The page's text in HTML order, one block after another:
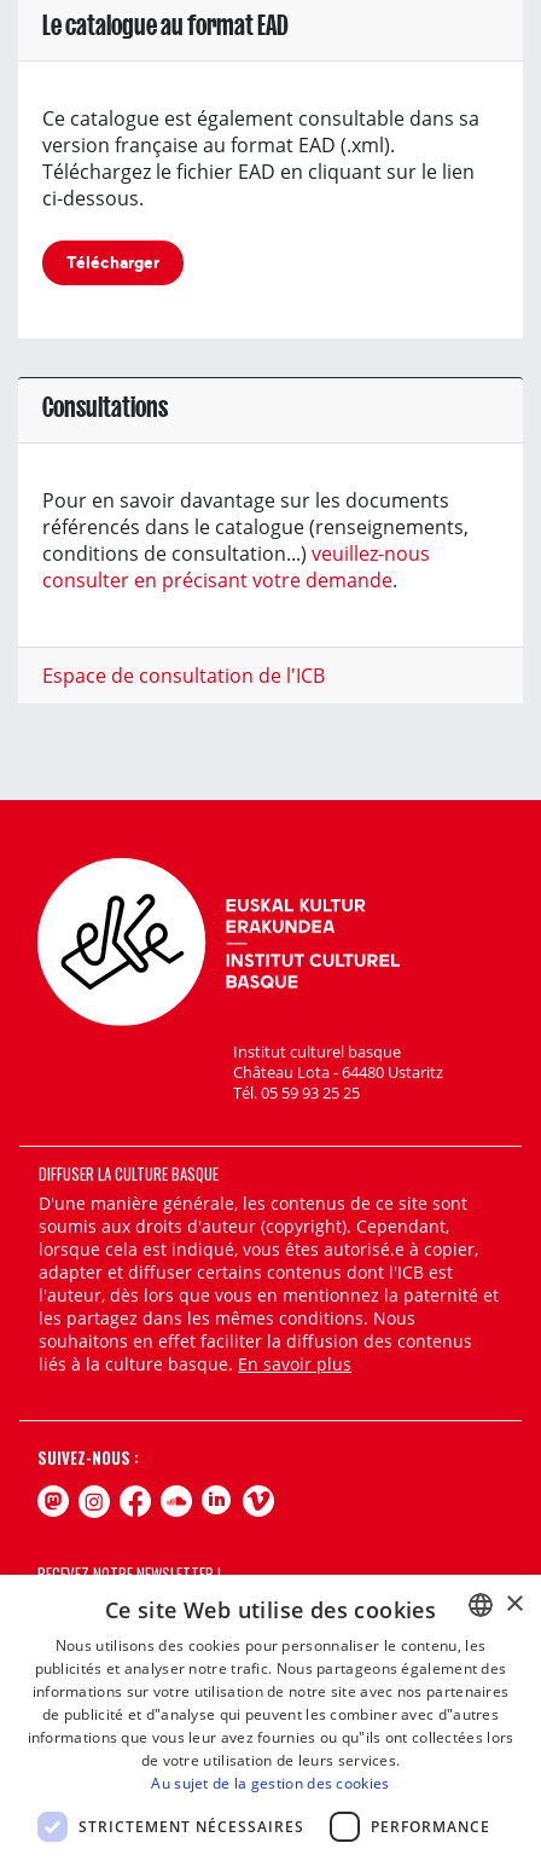
Le catalogue au format EAD
Ce catalogue est également consultable dans sa
version française au format EAD (.xml).
Téléchargez le fichier EAD en cliquant sur le lien
ci-dessous.
Télécharger
Consultations
Pour en savoir davantage sur les documents
référencés dans le catalogue (renseignements,
conditions de consultation...) veuillez-nous
consulter en précisant votre demande.
Espace de consultation de l'ICB
Institut culturel basque
Château Lota - 64480 Ustaritz
Tél. 05 59 93 25 25
DIFFUSER LA CULTURE BASQUE
D'une manière générale, les contenus de ce site sont
soumis aux droits d'auteur (copyright). Cependant,
lorsque cela est indiqué, vous êtes autorisé.e à copier,
adapter et diffuser certains contenus dont l'ICB est
l'auteur, dès lors que vous en mentionnez la paternité et
les partagez dans les mêmes conditions. Nous
souhaitons en effet faciliter la diffusion des contenus
liés à la culture basque. En savoir plus
SUIVEZ-NOUS :
RECEVEZ NOTRE NEWSLETTER !
BASQUE
FRENCH
×
Ce site Web utilise des cookies
Nous utilisons des cookies pour personnaliser le contenu, les
publicités et analyser notre trafic. Nous partageons également des
informations sur votre utilisation de notre site avec nos partenaires
de publicité et d"analyse qui peuvent les combiner avec d"autres
informations que vous leur avez fournies ou qu"ils ont collectées lors
de votre utilisation de leurs services.
Au sujet de la gestion des cookies
STRICTEMENT NÉCESSAIRES PERFORMANCE